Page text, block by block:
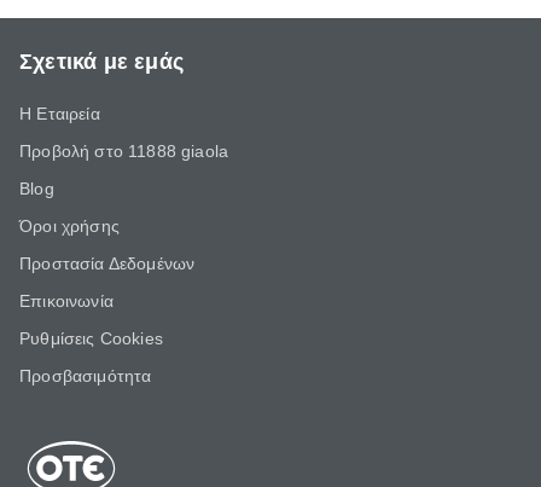
Σχετικά με εμάς
Η Εταιρεία
Προβολή στο 11888 giaola
Blog
Όροι χρήσης
Προστασία Δεδομένων
Επικοινωνία
Ρυθμίσεις Cookies
Προσβασιμότητα